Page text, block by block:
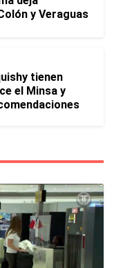
y Veraguas
tienen
el Minsa y